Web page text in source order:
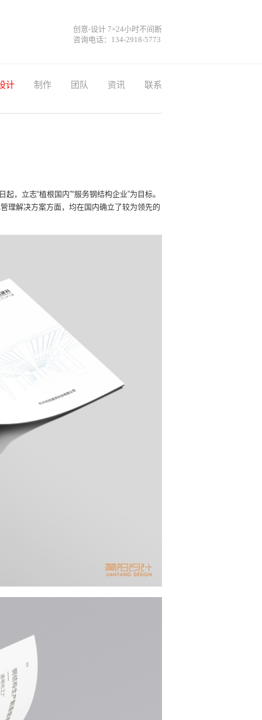
创意-设计 7×24小时不间断
咨询电话：134-2918-5773
计 制作 团队 资讯 联系
，立志“植根国内”“服务钢结构企业”为目标。
理解决方案方面，均在国内确立了较为领先的